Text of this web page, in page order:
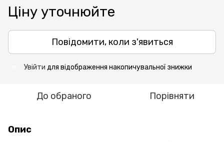
Ціну уточнюйте
Повідомити, коли з'явиться
Увійти для відображення накопичувальної знижки
До обраного Порівняти
Опис